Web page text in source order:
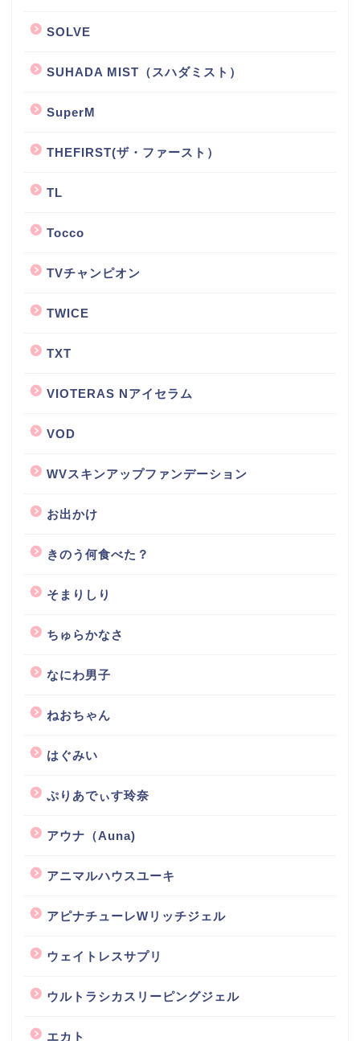
SOLVE
SUHADA MIST（スハダミスト）
SuperM
THEFIRST(ザ・ファースト）
TL
Tocco
TVチャンピオン
TWICE
TXT
VIOTERAS Nアイセラム
VOD
WVスキンアップファンデーション
お出かけ
きのう何食べた？
そまりしり
ちゅらかなさ
なにわ男子
ねおちゃん
はぐみい
ぷりあでぃす玲奈
アウナ（Auna)
アニマルハウスユーキ
アピナチューレWリッチジェル
ウェイトレスサプリ
ウルトラシカスリーピングジェル
エカト